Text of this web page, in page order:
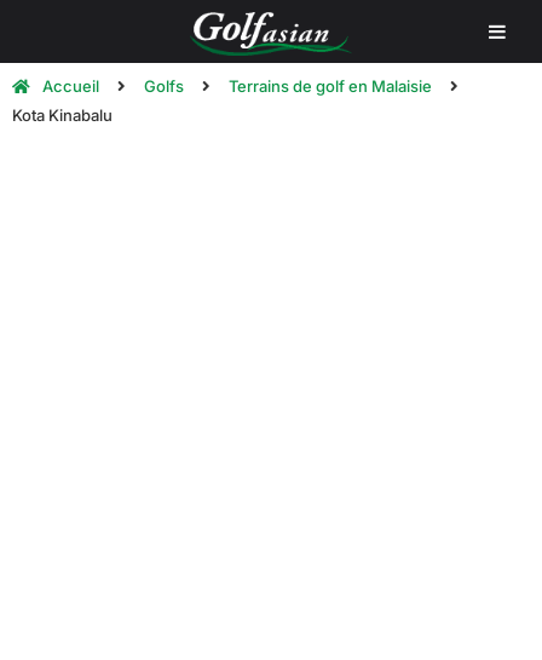
Accueil Golfs
Terrains de golf en Malaisie
Kota Kinabalu